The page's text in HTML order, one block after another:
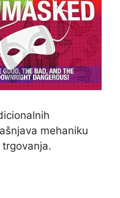
mehaniku